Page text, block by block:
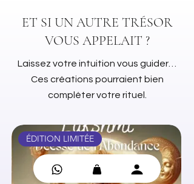
ET SI UN AUTRE TRÉSOR
VOUS APPELAIT ?
Laissez votre intuition vous guider…
Ces créations pourraient bien
compléter votre rituel.
ÉDITION LIMITÉE